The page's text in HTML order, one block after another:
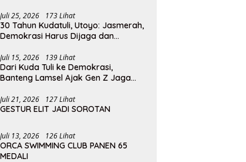
Andhawati Harus Terus Diteruskan
Juli 25, 2026 173 Lihat
30 Tahun Kudatuli, Utoyo: Jasmerah,
Demokrasi Harus Dijaga dan
Juli 15, 2026 139 Lihat
Dari Kuda Tuli ke Demokrasi,
Banteng Lamsel Ajak Gen Z Jaga
Juli 21, 2026 127 Lihat
GESTUR ELIT JADI SOROTAN
Juli 13, 2026 126 Lihat
ORCA SWIMMING CLUB PANEN 65
MEDALI